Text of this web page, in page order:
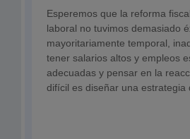
Esperemos que la reforma
laboral no tuvimos demasiado
mayoritariamente temporal,
tener salarios altos y empleos
adecuadas y pensar en la
difícil es diseñar una